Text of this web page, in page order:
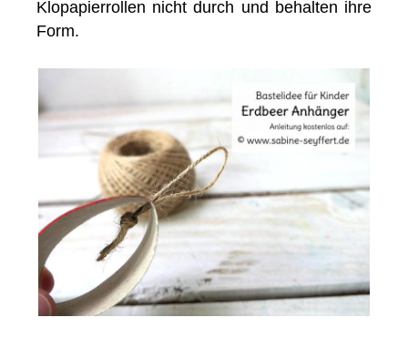
Klopapierrollen nicht durch und behalten ihre
Form.